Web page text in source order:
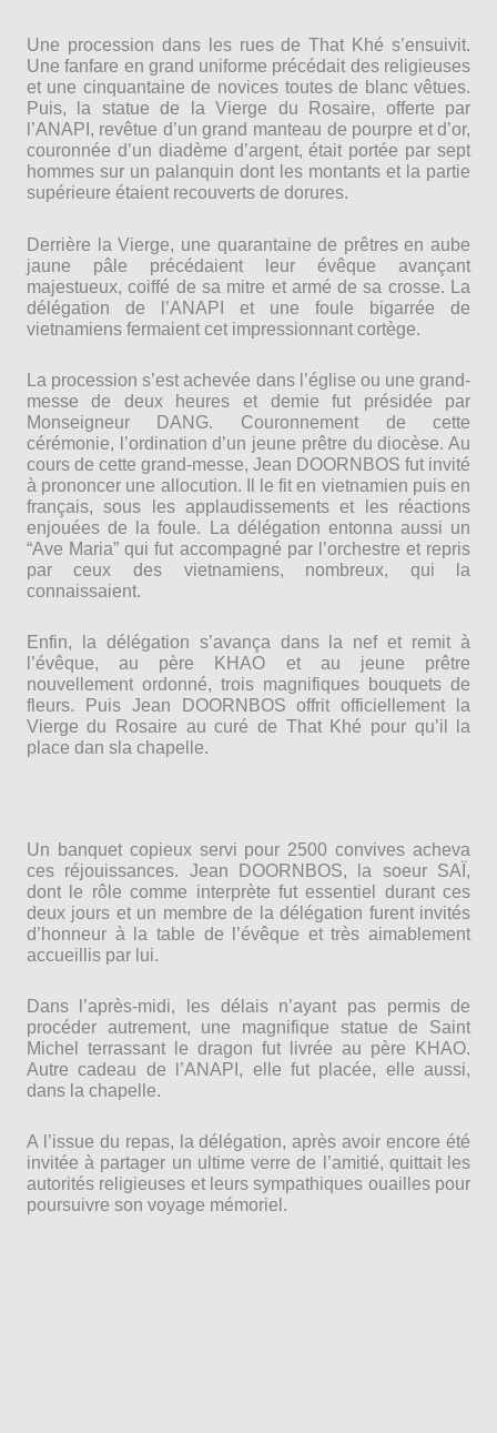
Une procession dans les rues de That Khé s’ensuivit.
Une fanfare en grand uniforme précédait des religieuses
et une cinquantaine de novices toutes de blanc vêtues.
Puis, la statue de la Vierge du Rosaire, offerte par
l’ANAPI, revêtue d’un grand manteau de pourpre et d’or,
couronnée d’un diadème d’argent, était portée par sept
hommes sur un palanquin dont les montants et la partie
supérieure étaient recouverts de dorures.
Derrière la Vierge, une quarantaine de prêtres en aube
jaune pâle précédaient leur évêque avançant
majestueux, coiffé de sa mitre et armé de sa crosse. La
délégation de l’ANAPI et une foule bigarrée de
vietnamiens fermaient cet impressionnant cortège.
La procession s’est achevée dans l’église ou une grand-
messe de deux heures et demie fut présidée par
Monseigneur DANG. Couronnement de cette
cérémonie, l’ordination d’un jeune prêtre du diocèse. Au
cours de cette grand-messe, Jean DOORNBOS fut invité
à prononcer une allocution. Il le fit en vietnamien puis en
français, sous les applaudissements et les réactions
enjouées de la foule. La délégation entonna aussi un
“Ave Maria” qui fut accompagné par l’orchestre et repris
par ceux des vietnamiens, nombreux, qui la
connaissaient.
Enfin, la délégation s’avança dans la nef et remit à
l’évêque, au père KHAO et au jeune prêtre
nouvellement ordonné, trois magnifiques bouquets de
fleurs. Puis Jean DOORNBOS offrit officiellement la
Vierge du Rosaire au curé de That Khé pour qu’il la
place dan sla chapelle.
Un banquet copieux servi pour 2500 convives acheva
ces réjouissances. Jean DOORNBOS, la soeur SAÏ,
dont le rôle comme interprète fut essentiel durant ces
deux jours et un membre de la délégation furent invités
d’honneur à la table de l’évêque et très aimablement
accueillis par lui.
Dans l’après-midi, les délais n’ayant pas permis de
procéder autrement, une magnifique statue de Saint
Michel terrassant le dragon fut livrée au père KHAO.
Autre cadeau de l’ANAPI, elle fut placée, elle aussi,
dans la chapelle.
A l’issue du repas, la délégation, après avoir encore été
invitée à partager un ultime verre de l’amitié, quittait les
autorités religieuses et leurs sympathiques ouailles pour
poursuivre son voyage mémoriel.